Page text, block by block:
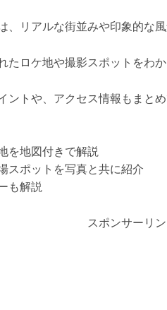
、リアルな街並みや印象的な
たロケ地や撮影スポットをわか
ントや、アクセス情報もまと
を地図付きで解説
スポットを写真と共に紹介
も解説
スポンサーリン